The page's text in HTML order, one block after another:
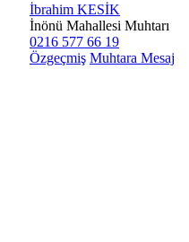
İbrahim KESİK
İnönü Mahallesi Muhtarı
0216 577 66 19
Özgeçmiş Muhtara Mesaj